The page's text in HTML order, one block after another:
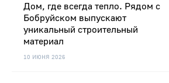
10 ИЮНЯ 2026
Дом, где всегда тепло. Рядом с
Бобруйском выпускают
уникальный строительный
материал